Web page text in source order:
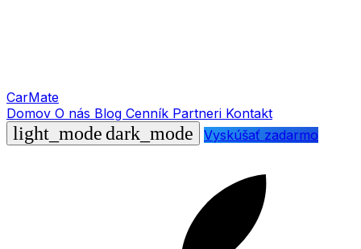
CarMate
Domov O nás Blog Cenník Partneri Kontakt
light_modedark_mode Vyskúšať zadarmo